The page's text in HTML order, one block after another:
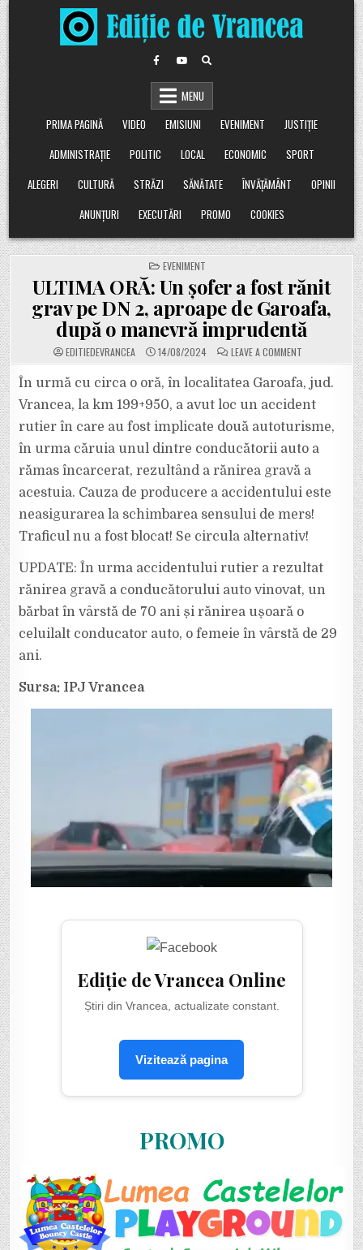
Skip
to
content
MENU
PRIMA PAGINĂ
VIDEO EMISIUNI EVENIMENT
JUSTIȚIE
ADMINISTRAȚIE
POLITIC LOCAL ECONOMIC
SPORT
ALEGERI
CULTURĂ STRĂZI SĂNĂTATE ÎNVĂȚĂMÂNT
OPINII
ANUNȚURI
EXECUTĂRI PROMO COOKIES
POSTED
IN
EVENIMENT
ULTIMA ORĂ: Un șofer a fost rănit
grav pe DN 2, aproape de Garoafa,
după o manevră imprudentă
EDITIEDEVRANCEA 14/08/2024 LEAVE A COMMENTON
ULTIMA
UN
ȘOFER
A
FOST
RĂNIT
GRAV
DN
APROAPE
DE
GAROAFA,
DUPĂ
MANEVRĂ
În urmă cu circa o oră, în localitatea Garoafa, jud.
Vrancea, la km 199+950, a avut loc un accident
rutier în care au fost implicate două autoturisme,
în urma căruia unul dintre conducătorii auto a
rămas încarcerat, rezultând a rănirea gravă a
acestuia. Cauza de producere a accidentului este
neasigurarea la schimbarea sensului de mers!
Traficul nu a fost blocat! Se circula alternativ!
UPDATE: În urma accidentului rutier a rezultat
rănirea gravă a conducătorului auto vinovat, un
bărbat în vârstă de 70 ani și rănirea ușoară o
celuilalt conducator auto, o femeie în vârstă de 29
ani.
Sursa: IPJ Vrancea
Ediție de Vrancea Online
Știri din Vrancea, actualizate constant.
Vizitează pagina
PROMO